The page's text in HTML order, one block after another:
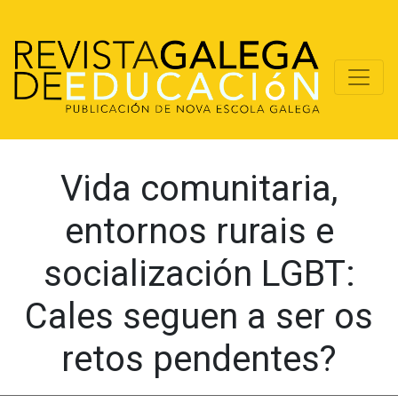
Vida comunitaria,
entornos rurais e
socialización LGBT:
Cales seguen a ser os
retos pendentes?